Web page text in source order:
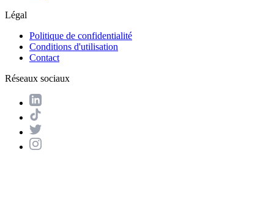
Légal
Politique de confidentialité
Conditions d'utilisation
Contact
Réseaux sociaux